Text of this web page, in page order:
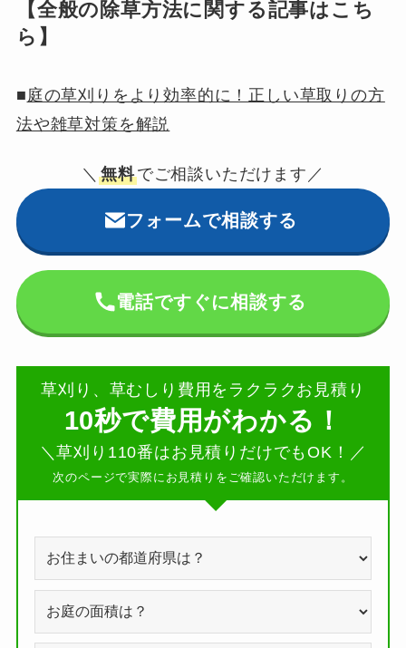
【全般の除草方法に関する記事はこち
ら】
■ 庭の草刈りをより効率的に！正しい草取りの方
法や雑草対策を解説
＼無料でご相談いただけます／
フォームで相談する
電話ですぐに相談する
草刈り、草むしり費用をラクラクお見積り
10秒で費用がわかる！
＼草刈り110番はお見積りだけでもOK！／
次のページで実際にお見積りをご確認いただけます。